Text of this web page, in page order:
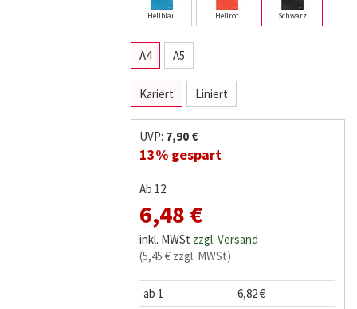
Hellblau Hellrot Schwarz
A4 A5
Kariert Liniert
UVP:7,90 €
13% gespart
Ab 12
6,48 €
inkl. MWSt zzgl. Versand
(5,45 € zzgl. MWSt)
ab 1
6,82 €